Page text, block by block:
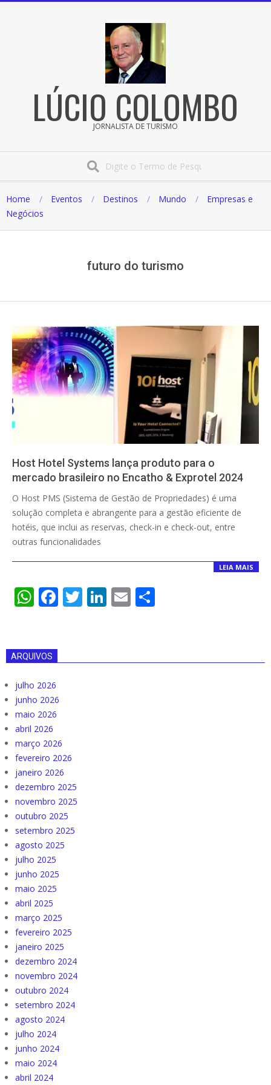
LÚCIO COLOMBO
JORNALISTA DE TURISMO
Home Eventos Destinos Mundo
Empresas e
Negócios
futuro do turismo
Host Hotel Systems lança produto para o
mercado brasileiro no Encatho & Exprotel 2024
O Host PMS (Sistema de Gestão de Propriedades) é uma
solução completa e abrangente para a gestão eficiente de
hotéis, que inclui as reservas, check-in e check-out, entre
outras funcionalidades
LEIA MAIS
WhatsApp
Facebook
Twitter
LinkedIn
Email
ARQUIVOS
julho 2026
junho 2026
maio 2026
abril 2026
março 2026
fevereiro 2026
janeiro 2026
dezembro 2025
novembro 2025
outubro 2025
setembro 2025
agosto 2025
julho 2025
junho 2025
maio 2025
abril 2025
março 2025
fevereiro 2025
janeiro 2025
dezembro 2024
novembro 2024
outubro 2024
setembro 2024
agosto 2024
julho 2024
junho 2024
maio 2024
abril 2024